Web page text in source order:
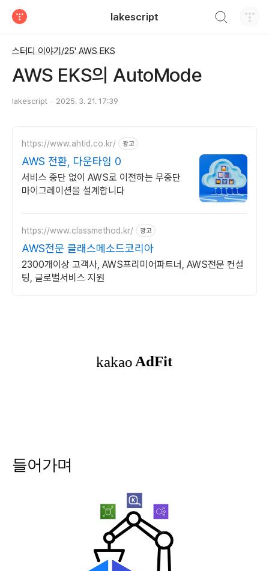
lakescript
스터디 이야기/25' AWS EKS
AWS EKS의 AutoMode
lakescript 2025. 3. 21. 17:39
https://www.ahtid.co.kr/ 광고
AWS 전환, 다운타임 0
서비스 중단 없이 AWS로 이전하는 무중단
마이그레이션을 설계합니다
https://www.classmethod.kr/ 광고
AWS전문 클래스메소드코리아
2300개이상 고객사, AWS프리미어파트너, AWS전문 컨설
팅, 글로벌서비스 지원
들어가며